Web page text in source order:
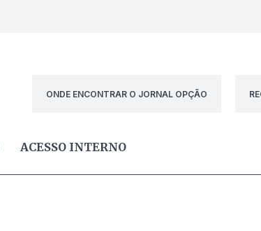
ONDE ENCONTRAR O JORNAL OPÇÃO
ACESSO INTERNO